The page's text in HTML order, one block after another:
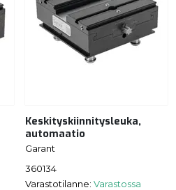
Keskityskiinnitysleuka,
automaatio
Garant
360134
Varastotilanne: Varastossa